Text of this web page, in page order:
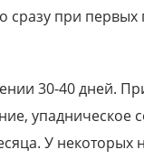
сразу при
30-40 дней.
упадническое
У некоторых